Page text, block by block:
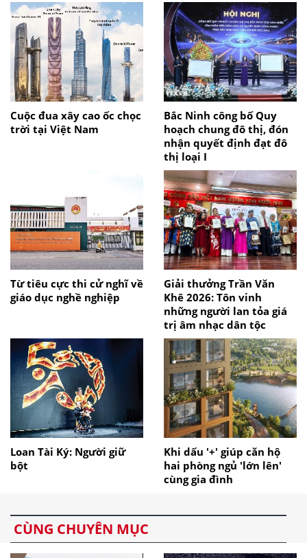
Cuộc đua xây cao ốc chọc
trời tại Việt Nam
Bắc Ninh công bố Quy
hoạch chung đô thị, đón
nhận quyết định đạt đô
thị loại I
Từ tiêu cực thi cử nghĩ về
giáo dục nghề nghiệp
Giải thưởng Trần Văn
Khê 2026: Tôn vinh
những người lan tỏa giá
trị âm nhạc dân tộc
Loan Tài Ký: Người giữ
bột
Khi dấu '+' giúp căn hộ
hai phòng ngủ 'lớn lên'
cùng gia đình
CÙNG CHUYÊN MỤC